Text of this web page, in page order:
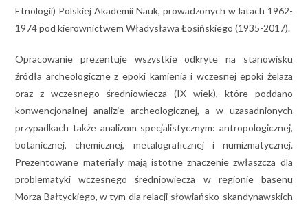
Etnologii) Polskiej Akademii Nauk, prowadzonych w latach 1962-
1974 pod kierownictwem Władysława Łosińskiego (1935-2017).
Opracowanie prezentuje wszystkie odkryte na stanowisku
źródła archeologiczne z epoki kamienia i wczesnej epoki żelaza
oraz z wczesnego średniowiecza (IX wiek), które poddano
konwencjonalnej analizie archeologicznej, a w uzasadnionych
przypadkach także analizom specjalistycznym: antropologicznej,
botanicznej, chemicznej, metalograficznej i numizmatycznej.
Prezentowane materiały mają istotne znaczenie zwłaszcza dla
problematyki wczesnego średniowiecza w regionie basenu
Morza Bałtyckiego, w tym dla relacji słowiańsko-skandynawskich